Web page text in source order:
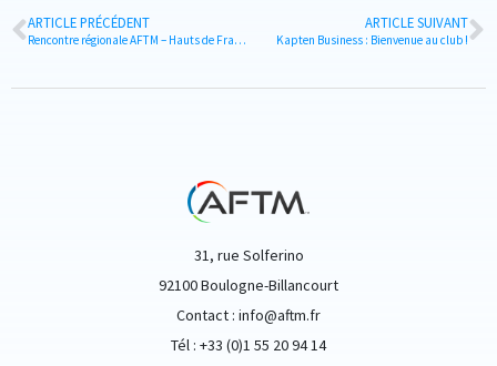
ARTICLE PRÉCÉDENT
Rencontre régionale AFTM – Hauts de France le 07.03.2019
ARTICLE SUIVANT
Kapten Business : Bienvenue au club !
31, rue Solferino
92100 Boulogne-Billancourt
Contact : info@aftm.fr
Tél : +33 (0)1 55 20 94 14